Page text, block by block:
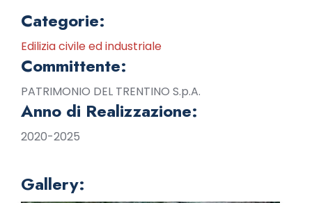
Categorie:
Edilizia civile ed industriale
Committente:
PATRIMONIO DEL TRENTINO S.p.A.
Anno di Realizzazione:
2020-2025
Gallery: